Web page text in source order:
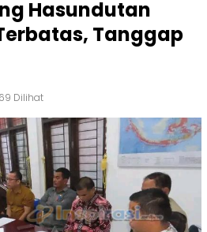
Hasundutan
Tanggap
69 Dilihat